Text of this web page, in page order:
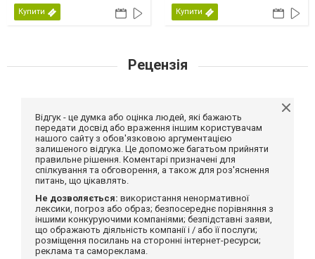
Купити Купити
Рецензія
Відгук - це думка або оцінка людей, які бажають
передати досвід або враження іншим користувачам
нашого сайту з обов'язковою аргументацією
залишеного відгука. Це допоможе багатьом прийняти
правильне рішення. Коментарі призначені для
спілкування та обговорення, а також для роз'яснення
питань, що цікавлять.
Не дозволяється: використання ненормативної
лексики, погроз або образ; безпосереднє порівняння з
іншими конкуруючими компаніями; безпідставні заяви,
що ображають діяльність компанії і / або її послуги;
розміщення посилань на сторонні інтернет-ресурси;
реклама та самореклама.